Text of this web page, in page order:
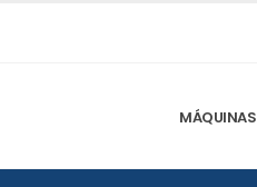
MÁQUINAS